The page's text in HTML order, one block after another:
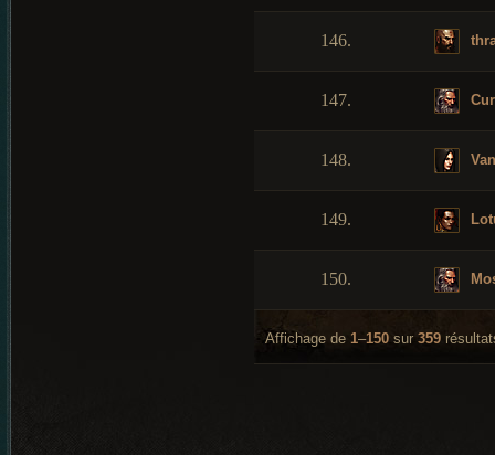
146.
147.
148.
149.
150.
Affichage de 1–150 sur 359